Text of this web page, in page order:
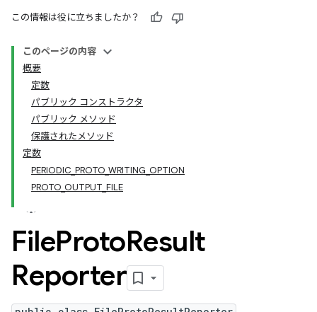
この情報は役に立ちましたか？
このページの内容
概要
定数
パブリック コンストラクタ
パブリック メソッド
保護されたメソッド
定数
PERIODIC_PROTO_WRITING_OPTION
PROTO_OUTPUT_FILE
FileProtoResult
Reporter